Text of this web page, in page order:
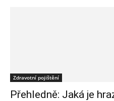
Zdravotní pojištění
Přehledně: Jaká je